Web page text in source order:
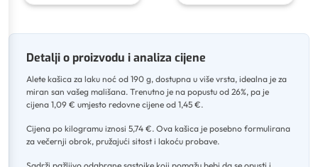
Detalji o proizvodu i analiza cijene
Alete kašica za laku noć od 190 g, dostupna u više vrsta, idealna je za
miran san vašeg mališana. Trenutno je na popustu od 26%, pa je
cijena 1,09 € umjesto redovne cijene od 1,45 €.
Cijena po kilogramu iznosi 5,74 €. Ova kašica je posebno formulirana
za večernji obrok, pružajući sitost i lakoću probave.